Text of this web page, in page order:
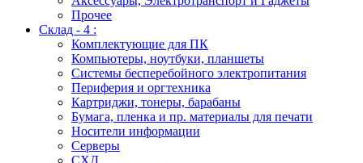
Прочее
Склад - 4 :
Комплектующие для ПК
Компьютеры, ноутбуки, планшеты
Системы бесперебойного электропитания
Периферия и оргтехника
Картриджи, тонеры, барабаны
Бумага, пленка и пр. материалы для печати
Носители информации
Серверы